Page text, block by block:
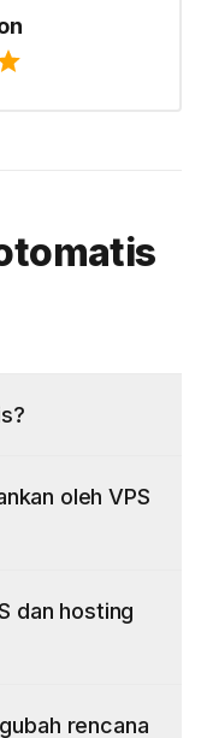
oleh VPS
dan hosting
rencana